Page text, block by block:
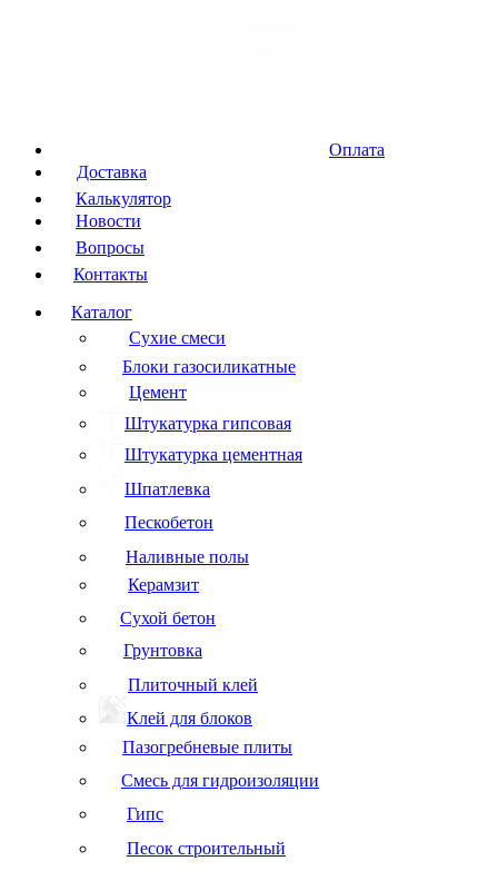
Оплата
Доставка
Калькулятор
Новости
Вопросы
Контакты
Каталог
Сухие смеси
Блоки газосиликатные
Цемент
Штукатурка гипсовая
Штукатурка цементная
Шпатлевка
Пескобетон
Наливные полы
Керамзит
Сухой бетон
Грунтовка
Плиточный клей
Клей для блоков
Пазогребневые плиты
Смесь для гидроизоляции
Гипс
Песок строительный